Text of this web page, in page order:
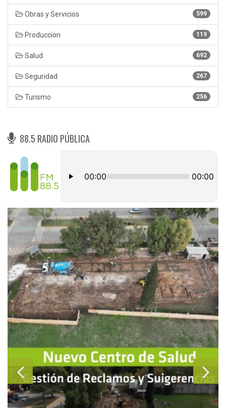
599
Obras y Servicios
119
Produccion
692
Salud
267
Seguridad
256
Turismo
88.5 RADIO PÚBLICA